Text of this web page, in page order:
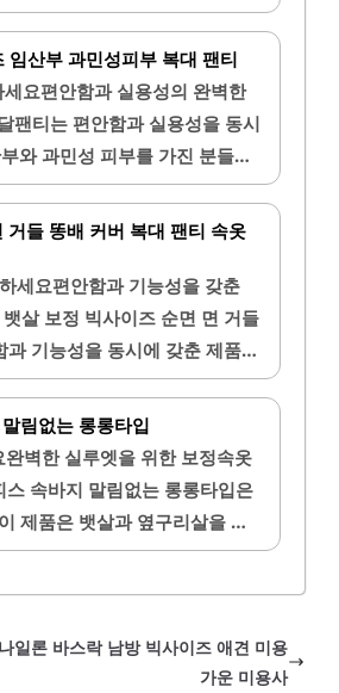
흡수력이 우수하여, 활동적인
인은 세련되며, 다양한 색상
더욱 매력적인 실루엣을 연출합
맞게 선택할 수 있으며, 착용
단은 시원하고 부드러운 소재
습니다. 이 제품은 특히 장시간
합합니다. 보정 효과는 드라마
여줍니다. 기프트슬리머는 허
조하는 데 도움을 줍니다...
임산부 과민성피부 복대 팬티
요편안함과 실용성의 완벽한
팬티는 편안함과 실용성을 동시
와 과민성 피부를 가진 분들에
이웨스트 스타일로 배를 충분히
만들어져 부드럽고 가벼운 착
임이 없으며, 편안한 핏을 유지
르게 건조되는 장점이 있습니
선택이 가능합니다. 땀 흡수력
있습니다. 가격이 저렴하여 경
상에서 편안하게 입을 수 있는
이너와 생리대 사용 시에도 불
트..
들 똥배 커버 복대 팬티 속옷
세요편안함과 기능성을 갖춘
살 보정 빅사이즈 순면 면 거들
기능성을 동시에 갖춘 제품입
작되어 피부에 자극을 주지 않
게 착용할 수 있습니다. 하이웨
어 뱃살을 효과적으로 보정해
사이즈로 다양한 체형에 맞춰
다. 이 팬티는 생리대와 함께
림없는 롱롱타입
벽한 실루엣을 위한 보정속옷
속바지 말림없는 롱롱타입은
제품은 뱃살과 옆구리살을 효
공합니다. 탄탄한 원단으로 제작
분이 적당한 길이로 설계되어
웨딩 촬영이나 특별한 날에 자
일론 바스락 남방 빅사이즈 애견 미용
가운 미용사